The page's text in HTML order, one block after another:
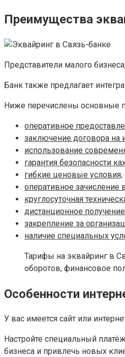
Преимущества
Представители малого
Банк также предлагает
Ниже перечислены основные
оперативное
заключение договора на
использование
гарантия безопасности
гибкие ценовые условия;
оперативное зачисление
круглосуточная
дистанционное
закрепление за
наличие специальных
Тарифы на эквайринг в
оборотов, финансовое
Особенности
У вас имеется сайт или
Настройте специальный
бизнеса и привлечь новых